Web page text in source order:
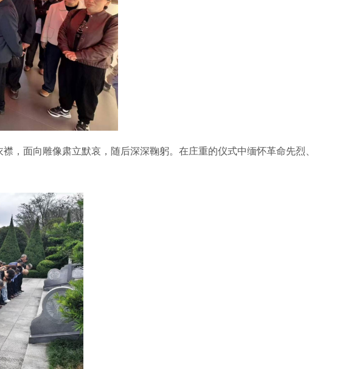
面向雕像肃立默哀，随后深深鞠躬。在庄重的仪式中缅怀革命先烈、